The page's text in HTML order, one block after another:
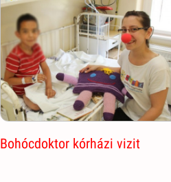
Bohócdoktor kórházi vizit